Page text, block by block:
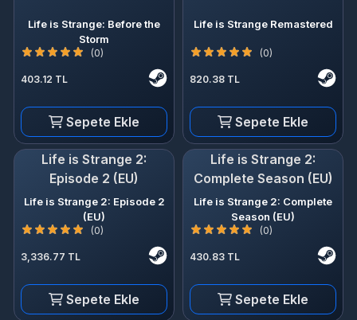
Life is Strange: Before the
Storm
(0)
403.12 TL
Sepete Ekle
Life is Strange Remastered
(0)
820.38 TL
Sepete Ekle
Life is Strange 2:
Episode 2 (EU)
Life is Strange 2: Episode 2
(EU)
(0)
3,336.77 TL
Sepete Ekle
Life is Strange 2:
Complete Season (EU)
Life is Strange 2: Complete
Season (EU)
(0)
430.83 TL
Sepete Ekle